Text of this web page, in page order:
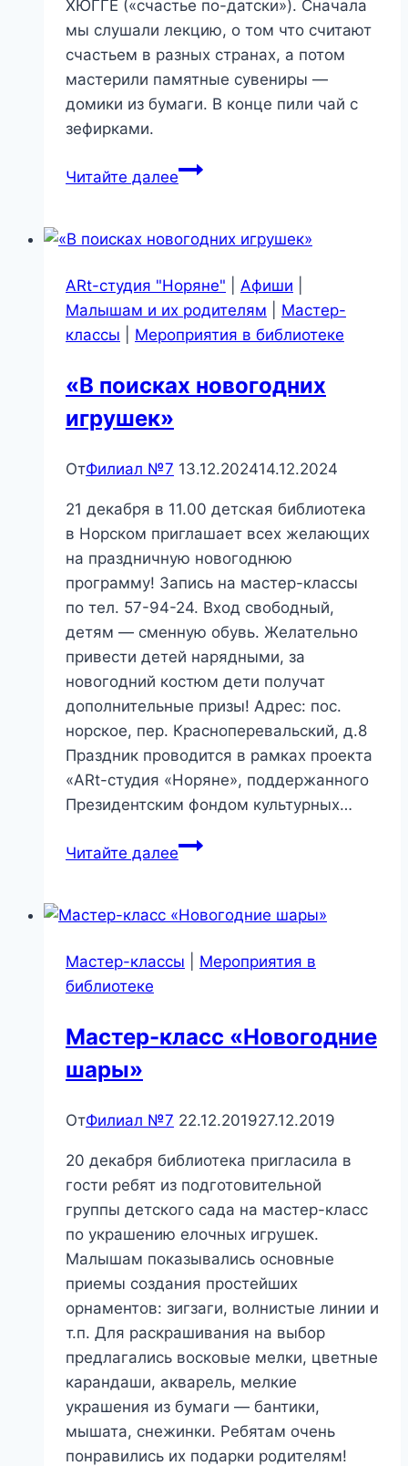
ХЮГГЕ («счастье по-датски»). Сначала
мы слушали лекцию, о том что считают
счастьем в разных странах, а потом
мастерили памятные сувениры —
домики из бумаги. В конце пили чай с
зефирками.
Читайте далееКлуб
В
счастья
ARt-студия "Норяне" Афиши
Малышам и их родителям
Мастер-
классы
Мероприятия в библиотеке
«В поисках новогодних
игрушек»
ОтФилиал №7 13.12.202414.12.2024
21 декабря в 11.00 детская библиотека
в Норском приглашает всех желающих
на праздничную новогоднюю
программу! Запись на мастер-классы
по тел. 57-94-24. Вход свободный,
детям — сменную обувь. Желательно
привести детей нарядными, за
новогодний костюм дети получат
дополнительные призы! Адрес: пос.
норское, пер. Красноперевальский, д.8
Праздник проводится в рамках проекта
«ARt-студия «Норяне», поддержанного
Президентским фондом культурных…
Читайте далее«В
игрушек»
Мастер-классы
Мероприятия в
библиотеке
Мастер-класс «Новогодние
шары»
ОтФилиал №7 22.12.201927.12.2019
20 декабря библиотека пригласила в
гости ребят из подготовительной
группы детского сада на мастер-класс
по украшению елочных игрушек.
Малышам показывались основные
приемы создания простейших
орнаментов: зигзаги, волнистые линии и
т.п. Для раскрашивания на выбор
предлагались восковые мелки, цветные
карандаши, акварель, мелкие
украшения из бумаги — бантики,
мышата, снежинки. Ребятам очень
понравились их подарки родителям!